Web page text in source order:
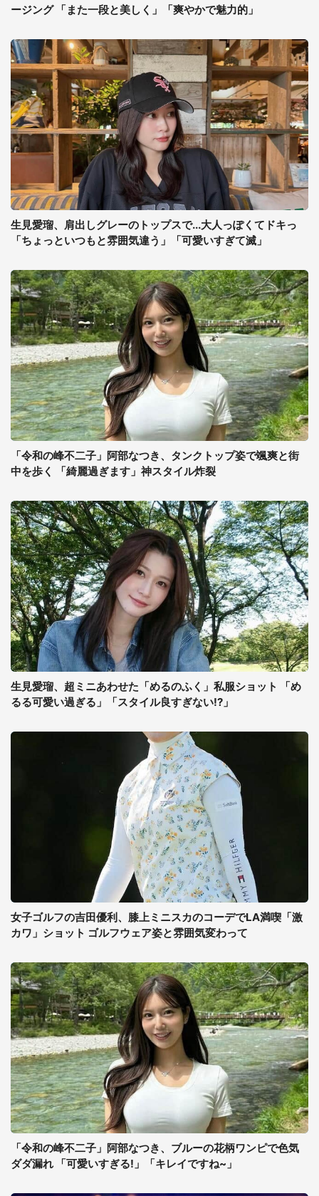
ージング 「また一段と美しく」「爽やかで魅力的」
生見愛瑠、肩出しグレーのトップスで...大人っぽくてドキっ
「ちょっといつもと雰囲気違う」「可愛いすぎて滅」
「令和の峰不二子」阿部なつき、タンクトップ姿で颯爽と街
中を歩く 「綺麗過ぎます」神スタイル炸裂
生見愛瑠、超ミニあわせた「めるのふく」私服ショット 「め
るる可愛い過ぎる」「スタイル良すぎない!?」
女子ゴルフの吉田優利、膝上ミニスカのコーデでLA満喫「激
カワ」ショット ゴルフウェア姿と雰囲気変わって
「令和の峰不二子」阿部なつき、ブルーの花柄ワンピで色気
ダダ漏れ 「可愛いすぎる!」「キレイですね~」